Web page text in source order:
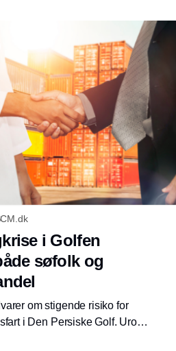
i Golfen
søfolk og
om stigende risiko for
i Den Persiske Golf. Uroen